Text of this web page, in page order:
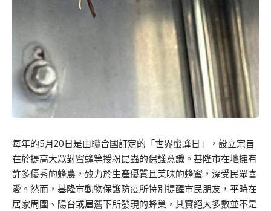
每年的5月20日是由聯合國訂定的「世界蜜蜂日」，設立宗旨
在於提高大眾對蜜蜂等授粉昆蟲的保護意識。基隆市在地擁有
許多優秀的蜂農，致力於生產優質且美味的蜂蜜，深受民眾喜
愛。然而，基隆市動物保護防疫所特別提醒市民朋友，平時在
居家周圍、陽台或屋簷下所發現的蜂巢，其實絕大多數並不是